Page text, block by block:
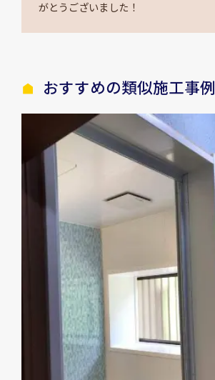
がとうございました！
おすすめの類似施工事例